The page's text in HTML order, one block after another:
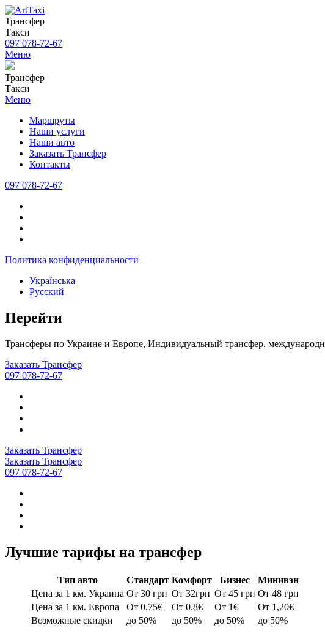
Трансфер
Такси
097 078-72-67
Меню
Трансфер
Такси
Меню
Маршруты
Наши услуги
Наши авто
Заказать Трансфер
Контакты
097 078-72-67
Политика конфиденциальности
Українська
Русский
Перейти
Трансферы по Украине и Европе, Индивидуальный трансфер,
Заказать Трансфер
097 078-72-67
Заказать Трансфер
Заказать Трансфер
097 078-72-67
Лучшие тарифы на трансфер
Тип авто Стандарт Комфорт Бизнес
Минивэн
Цена за 1 км. Украина От 30 грн От 32грн От 45 грн От 48 грн
Цена за 1 км. Европа
От 0.75€ От 0.8€ От 1€
От 1,20€
Возможные скидки
до 50% до 50% до 50% до 50%